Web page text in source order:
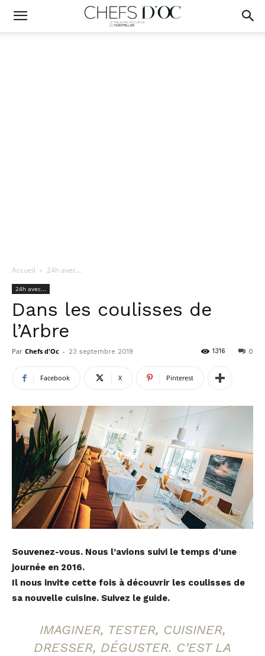
Accueil 24h avec...
24h avec...
Dans les coulisses de
l’Arbre
Par Chefs d'Oc - 23 septembre 2019 0
1316
Facebook X Pinterest
Souvenez-vous. Nous l’avions suivi le temps d’une
journée en 2016.
Il nous invite cette fois à découvrir les coulisses de
sa nouvelle cuisine. Suivez le guide.
IMAGINER, TESTER, CUISINER,
DRESSER, DÉGUSTER. C’EST LA